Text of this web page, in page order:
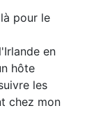
pour le
en
hôte
les
chez mon